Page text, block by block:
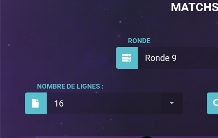
Ronde 9
RONDE
16
NOMBRE DE LIGNES :